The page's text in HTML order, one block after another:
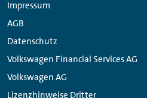
Impressum
AGB
Datenschutz
Volkswagen Financial Services AG
Volkswagen AG
Lizenzhinweise Dritter